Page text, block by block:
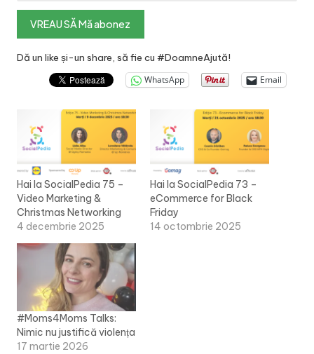
Dă un like și-un share, să fie cu #DoamneAjută!
WhatsApp Email
Hai la SocialPedia 75 –
Video Marketing &
Christmas Networking
4 decembrie 2025
Hai la SocialPedia 73 –
eCommerce for Black
Friday
14 octombrie 2025
#Moms4Moms Talks:
Nimic nu justifică violența
17 martie 2026